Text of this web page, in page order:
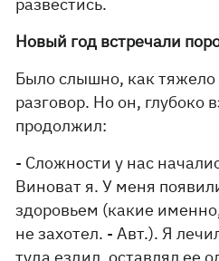
Новый год встречали
Было слышно, как
разговор. Но он, глубоко
продолжил:
- Сложности у нас
Виноват я. У меня
здоровьем (какие
не захотел. - Авт.). Я